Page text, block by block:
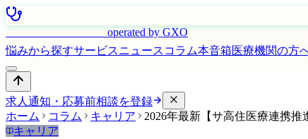
operated by GXO
悩みから探すサービスニュース コラム本音箱医療機関の方
求人通知・応募前相談を登録
ホーム
コラム キャリア
2026年最新【サ高住医療連携
キャリア